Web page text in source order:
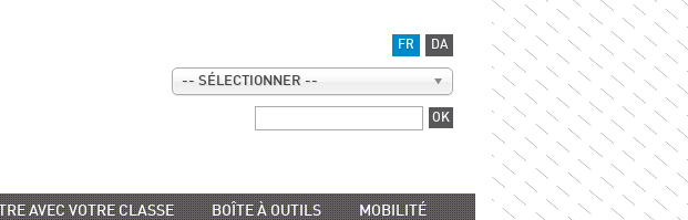
FR DA
-- SÉLECTIONNER --
AVEC VOTRE CLASSE BOÎTE À OUTILS MOBILITÉ